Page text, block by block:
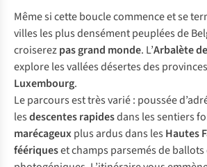
Même si cette boucle commence et se
villes les plus densément peuplées de
croiserezpas grand monde. L’Arbalète
explore les vallées désertes des provinces
Luxembourg.
Le parcours est très varié : poussée
lesdescentes rapidesdans les sentiers
marécageuxplus ardus dans les Hautes
féériqueset champs parsemés de